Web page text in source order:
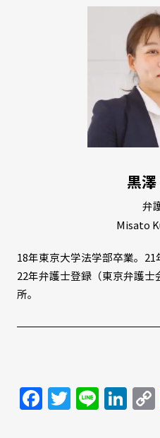
黒
弁
Misato
18年東京大学法学部卒業。21
22年弁護士登録（東京弁護
所。
Facebook
Twitter
Line